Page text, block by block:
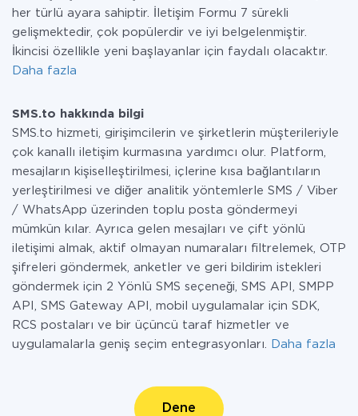
her türlü ayara sahiptir. İletişim Formu 7 sürekli
gelişmektedir, çok popülerdir ve iyi belgelenmiştir.
İkincisi özellikle yeni başlayanlar için faydalı olacaktır.
Daha fazla
SMS.to hakkında bilgi
SMS.to hizmeti, girişimcilerin ve şirketlerin müşterileriyle
çok kanallı iletişim kurmasına yardımcı olur. Platform,
mesajların kişiselleştirilmesi, içlerine kısa bağlantıların
yerleştirilmesi ve diğer analitik yöntemlerle SMS / Viber
/ WhatsApp üzerinden toplu posta göndermeyi
mümkün kılar. Ayrıca gelen mesajları ve çift yönlü
iletişimi almak, aktif olmayan numaraları filtrelemek, OTP
şifreleri göndermek, anketler ve geri bildirim istekleri
göndermek için 2 Yönlü SMS seçeneği, SMS API, SMPP
API, SMS Gateway API, mobil uygulamalar için SDK,
RCS postaları ve bir üçüncü taraf hizmetler ve
uygulamalarla geniş seçim entegrasyonları.
Daha fazla
Dene